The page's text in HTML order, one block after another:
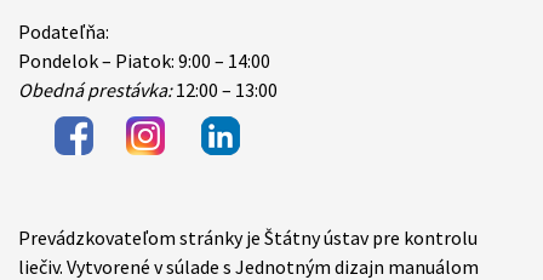
Podateľňa:
Pondelok – Piatok: 9:00 – 14:00
Obedná prestávka:12:00 – 13:00
Items
Prevádzkovateľom stránky je Štátny ústav pre kontrolu
liečiv. Vytvorené v súlade s Jednotným dizajn manuálom